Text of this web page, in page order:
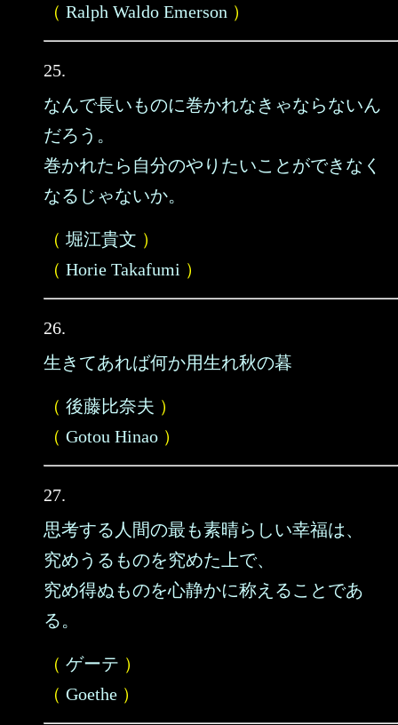
（ Ralph Waldo Emerson ）
25.
なんで長いものに巻かれなきゃならないん
だろう。
巻かれたら自分のやりたいことができなく
なるじゃないか。
（ 堀江貴文 ）
（ Horie Takafumi ）
26.
生きてあれば何か用生れ秋の暮
（ 後藤比奈夫 ）
（ Gotou Hinao ）
27.
思考する人間の最も素晴らしい幸福は、
究めうるものを究めた上で、
究め得ぬものを心静かに称えることであ
る。
（ ゲーテ ）
（ Goethe ）